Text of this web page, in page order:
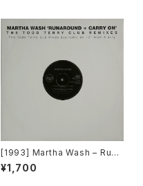
[1993] Martha Wash – Runa
round + Carry On (The Tod
d Terry Club Remixes) [RC
¥1,700